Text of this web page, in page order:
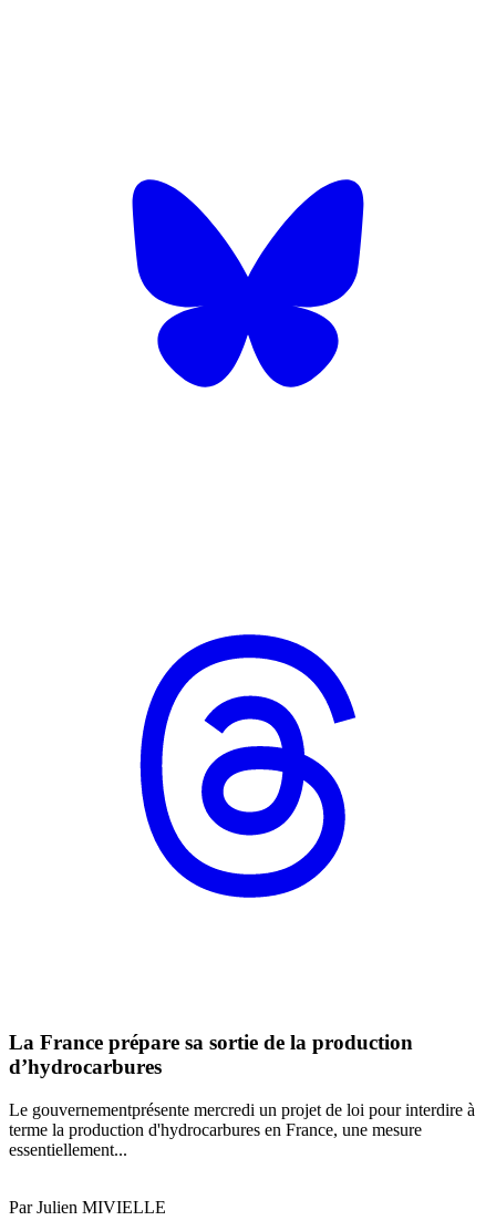
La France prépare sa sortie de la production
d’hydrocarbures
Le gouvernementprésente mercredi un projet de loi pour interdire à
terme la production d'hydrocarbures en France, une mesure
essentiellement...
Par Julien MIVIELLE